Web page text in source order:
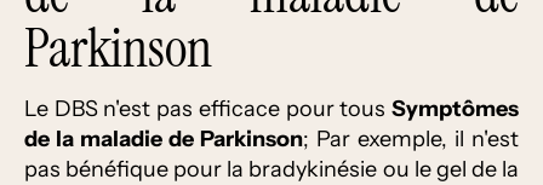
Parkinson
Le DBS n'est pas efficace pour tous Symptômes
de la maladie de Parkinson; Par exemple, il n'est
pas bénéfique pour la bradykinésie ou le gel de la